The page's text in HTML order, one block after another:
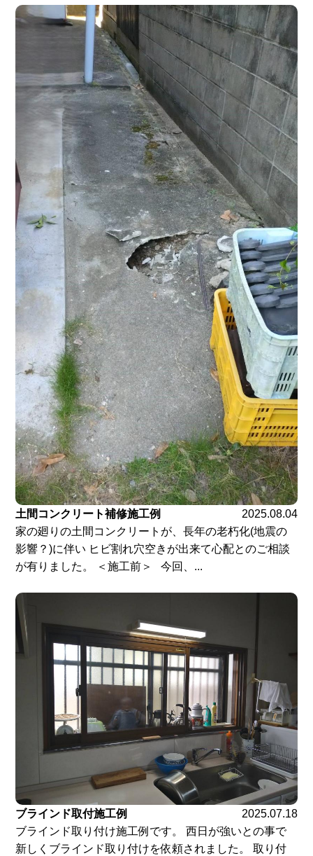
土間コンクリート補修施工例
2025.08.04
家の廻りの土間コンクリートが、長年の老朽化(地震の
影響？)に伴い ヒビ割れ穴空きが出来て心配とのご相談
が有りました。 ＜施工前＞ 今回、...
ブラインド取付施工例
2025.07.18
ブラインド取り付け施工例です。 西日が強いとの事で
新しくブラインド取り付けを依頼されました。 取り付